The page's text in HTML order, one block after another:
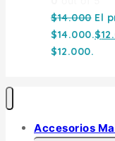
$14.000 El
$14.000.$
$12.000.
Accesorios